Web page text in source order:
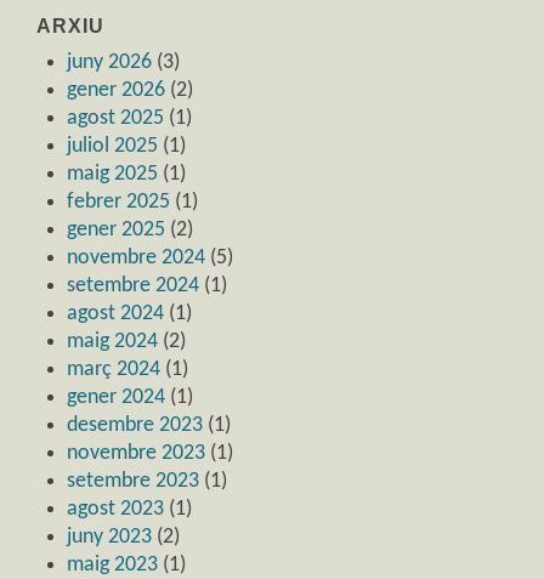
ARXIU
juny 2026 (3)
gener 2026 (2)
agost 2025 (1)
juliol 2025 (1)
maig 2025 (1)
febrer 2025 (1)
gener 2025 (2)
novembre 2024 (5)
setembre 2024 (1)
agost 2024 (1)
maig 2024 (2)
març 2024 (1)
gener 2024 (1)
desembre 2023 (1)
novembre 2023 (1)
setembre 2023 (1)
agost 2023 (1)
juny 2023 (2)
maig 2023 (1)